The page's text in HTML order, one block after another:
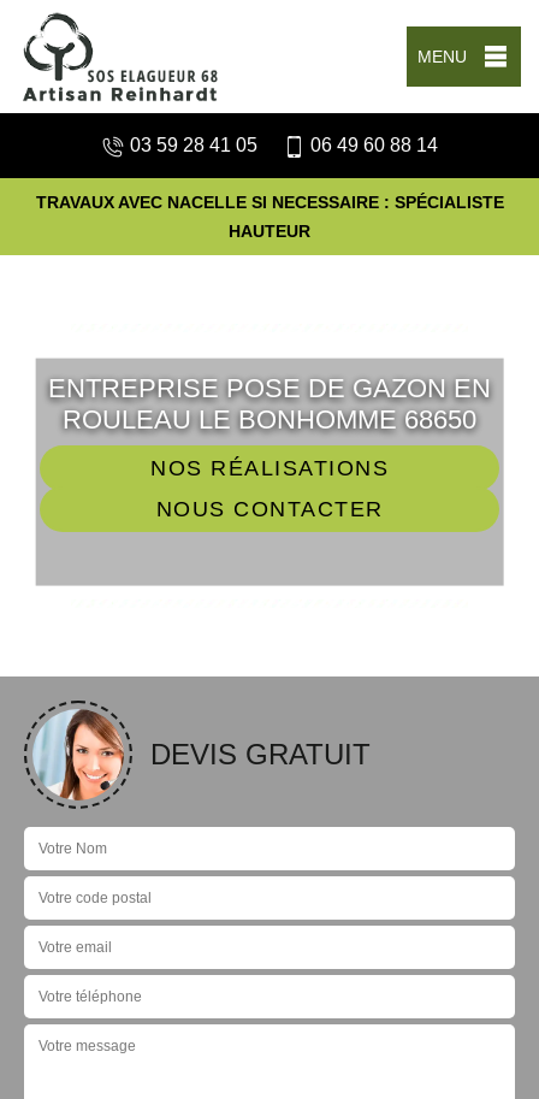
MENU
03 59 28 41 05 06 49 60 88 14
TRAVAUX AVEC NACELLE SI NECESSAIRE : SPÉCIALISTE
HAUTEUR
ENTREPRISE POSE DE GAZON EN
ROULEAU LE BONHOMME 68650
NOS RÉALISATIONS
NOUS CONTACTER
DEVIS GRATUIT